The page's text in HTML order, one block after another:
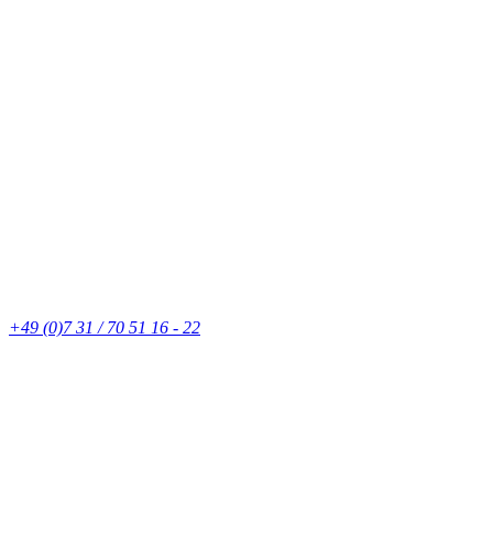
+49 (0)7 31 / 70 51 16 - 22